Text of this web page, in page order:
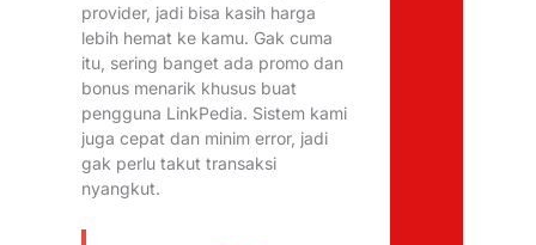
provider, jadi bisa kasih harga
lebih hemat ke kamu. Gak cuma
itu, sering banget ada promo dan
bonus menarik khusus buat
pengguna LinkPedia. Sistem kami
juga cepat dan minim error, jadi
gak perlu takut transaksi
nyangkut.